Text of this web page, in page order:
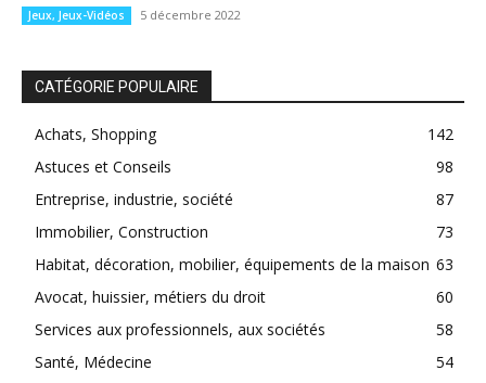
Jeux, Jeux-Vidéos 5 décembre 2022
CATÉGORIE POPULAIRE
Achats, Shopping
142
Astuces et Conseils
98
Entreprise, industrie, société
87
Immobilier, Construction
73
Habitat, décoration, mobilier, équipements de la maison 63
Avocat, huissier, métiers du droit
60
Services aux professionnels, aux sociétés
58
Santé, Médecine
54